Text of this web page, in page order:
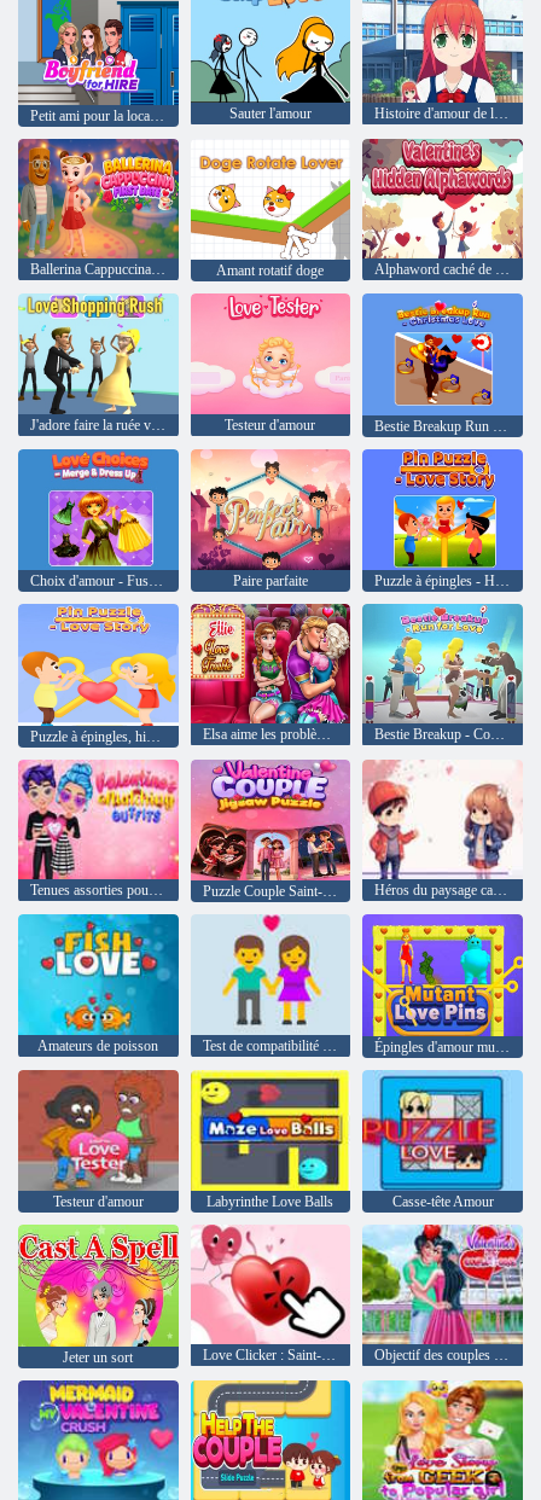
Sauter l'amour Histoire d'amour de l'école # 1
Ballerina Cappuccina Première date Amant rotatif doge Alphaword caché de la Saint-Valentin
J'adore faire la ruée vers le shopping Testeur d'amour Bestie Breakup Run - Amour de Noël
Paire parfaite
Elsa aime les problèmes Bestie Breakup - Courir pour l'amour
Tenues assorties pour la Saint-Valentin Puzzle Couple Saint-Valentin Héros du paysage cardiaque
Amateurs de poisson Test de compatibilité amour match Épingles d'amour mutant
Testeur d'amour Labyrinthe Love Balls Casse-tête Amour
Jeter un sort Love Clicker : Saint-Valentin Objectif des couples pour la Saint-Valentin